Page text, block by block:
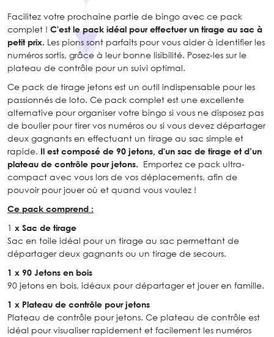
Facilitez votre prochaine partie de bingo avec ce pack
complet ! C'est le pack idéal pour effectuer un tirage au sac à
petit prix. Les pions sont parfaits pour vous aider à identifier les
numéros sortis, grâce à leur bonne lisibilité. Posez-les sur le
plateau de contrôle pour un suivi optimal.
Ce pack de tirage jetons est un outil indispensable pour les
passionnés de loto. Ce pack complet est une excellente
alternative pour organiser votre bingo si vous ne disposez pas
de boulier pour tirer vos numéros ou si vous devez départager
deux gagnants en effectuant un tirage au sac simple et
rapide. Il est composé de 90 jetons, d'un sac de tirage et d’un
plateau de contrôle pour jetons. Emportez ce pack ultra-
compact avec vous lors de vos déplacements, afin de
pouvoir pour jouer où et quand vous voulez !
Ce pack comprend :
1 x Sac de tirage
Sac en toile idéal pour un tirage au sac permettant de
départager deux gagnants ou un tirage de secours.
1 x 90 Jetons en bois
90 jetons en bois, idéaux pour départager et jouer en famille.
1 x Plateau de contrôle pour jetons
Plateau de contrôle pour jetons. Ce plateau de contrôle est
idéal pour visualiser rapidement et facilement les numéros